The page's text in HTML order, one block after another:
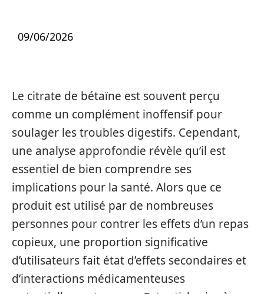
09/06/2026
Le citrate de bétaïne est souvent perçu
comme un complément inoffensif pour
soulager les troubles digestifs. Cependant,
une analyse approfondie révèle qu’il est
essentiel de bien comprendre ses
implications pour la santé. Alors que ce
produit est utilisé par de nombreuses
personnes pour contrer les effets d’un repas
copieux, une proportion significative
d’utilisateurs fait état d’effets secondaires et
d’interactions médicamenteuses